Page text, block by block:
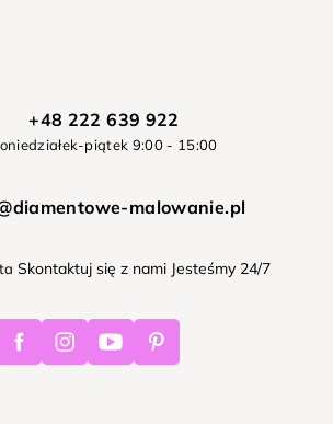
+48 222 639 922
piątek 9:00 - 15:00
malowanie.pl
Skontaktuj się z nami Jesteśmy 24/7
FacebookInstagramYoutube Pinterest